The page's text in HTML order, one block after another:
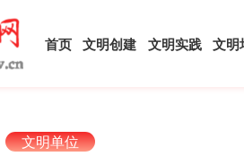
首页 文明创建 文明实践 文明
文明单位